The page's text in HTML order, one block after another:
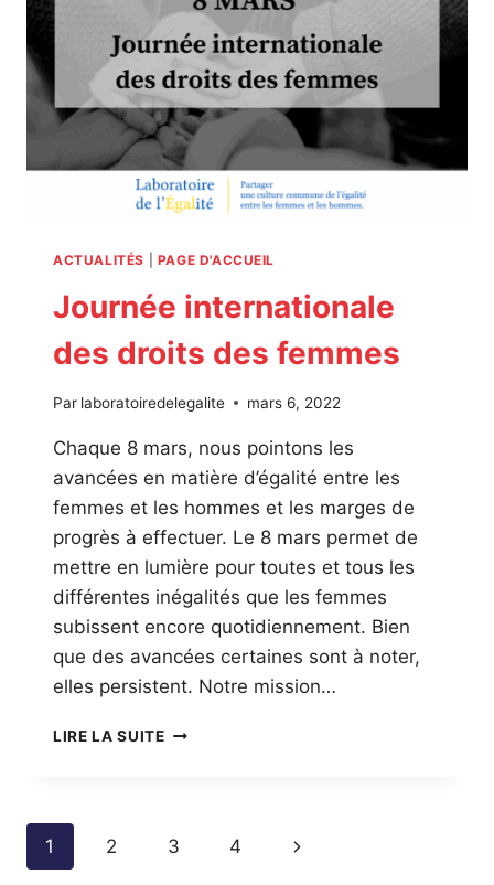
GRANDE
CAUSE
« INÉGALITÉS
FEMMES »
ACTUALITÉS PAGE D'ACCUEIL
Journée internationale
des droits des femmes
Par laboratoiredelegalite mars 6, 2022
Chaque 8 mars, nous pointons les
avancées en matière d’égalité entre les
femmes et les hommes et les marges de
progrès à effectuer. Le 8 mars permet de
mettre en lumière pour toutes et tous les
différentes inégalités que les femmes
subissent encore quotidiennement. Bien
que des avancées certaines sont à noter,
elles persistent. Notre mission…
LIRE LA SUITEJOURNÉE
FEMMES
Navigation
1 2 3 4
Page